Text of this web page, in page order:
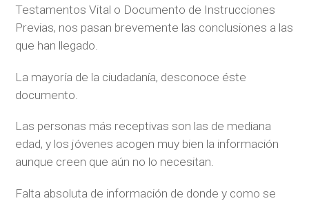
Testamentos Vital o Documento de Instrucciones
Previas, nos pasan brevemente las conclusiones a las
que han llegado.
La mayoría de la ciudadanía, desconoce éste
documento.
Las personas más receptivas son las de mediana
edad, y los jóvenes acogen muy bien la información
aunque creen que aún no lo necesitan.
Falta absoluta de información de donde y como se